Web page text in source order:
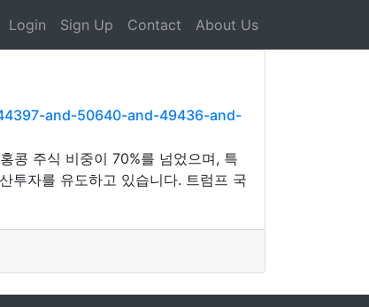
Login Sign Up Contact About Us
and-50640-and-49436-and-
콩 주식 비중이 70%를 넘었으며, 특
투자를 유도하고 있습니다. 트럼프 국